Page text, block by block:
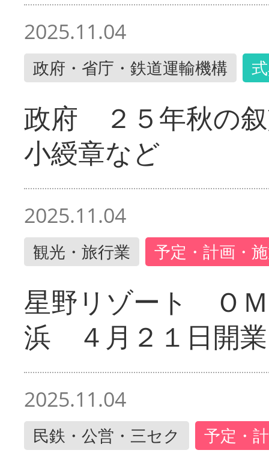
2025.11.04
政府・省庁・鉄道運輸機構
政府 ２５年秋の
小綬章など
2025.11.04
観光・旅行業 予定・計画・
星野リゾート Ｏ
浜 ４月２１日開業
2025.11.04
民鉄・公営・三セク 予定・